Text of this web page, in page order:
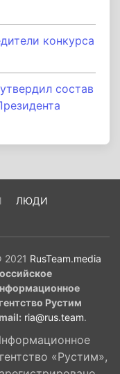
конкурса
состав
ЛЮДИ
2021 RusTeam.media
Рустим
ria@rus.team.
«Рустим»,